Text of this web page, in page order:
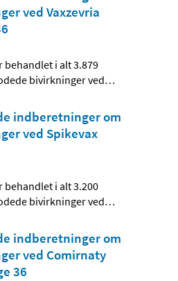
ved Vaxzevria
i alt 3.879
bivirkninger ved…
indberetninger om
ved Spikevax
i alt 3.200
bivirkninger ved…
indberetninger om
ved Comirnaty
36